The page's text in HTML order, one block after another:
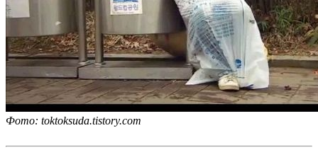
Фото: toktoksuda.tistory.com